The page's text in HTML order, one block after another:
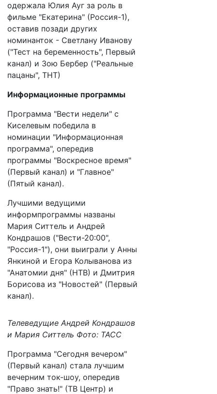
одержала Юлия Ауг за роль в
фильме "Екатерина" (Россия-1),
оставив позади других
номинанток - Светлану Иванову
("Тест на беременность", Первый
канал) и Зою Бербер ("Реальные
пацаны", ТНТ)
Информационные программы
Программа "Вести недели" с
Киселевым победила в
номинации "Информационная
программа", опередив
программы "Воскресное время"
(Первый канал) и "Главное"
(Пятый канал).
Лучшими ведущими
информпрограммы названы
Мария Ситтель и Андрей
Кондрашов ("Вести-20:00",
"Россия-1"), они выиграли у Анны
Янкиной и Егора Колыванова из
"Анатомии дня" (НТВ) и Дмитрия
Борисова из "Новостей" (Первый
канал).
Телеведущие Андрей Кондрашов
и Мария Ситтель Фото: ТАСС
Программа "Сегодня вечером"
(Первый канал) стала лучшим
вечерним ток-шоу, опередив
"Право знать!" (ТВ Центр) и